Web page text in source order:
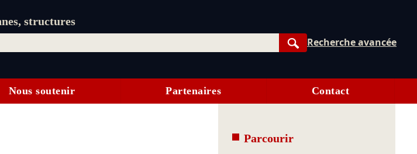
structures
Rechercher
Recherche avancée
Nous soutenir Partenaires Contact
Parcourir